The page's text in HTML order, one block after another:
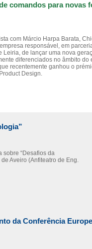
comandos para novas
com Márcio Harpa Barata,
responsável, em
Leiria, de lançar uma nova
diferenciados no âmbito do
recentemente ganhou o
Design.
sobre “Desafios da
Aveiro (Anfiteatro de Eng.
da Conferência